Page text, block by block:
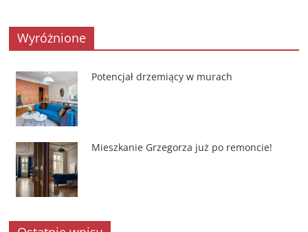
Wyróżnione
Potencjał drzemiący w murach
Mieszkanie Grzegorza już po remoncie!